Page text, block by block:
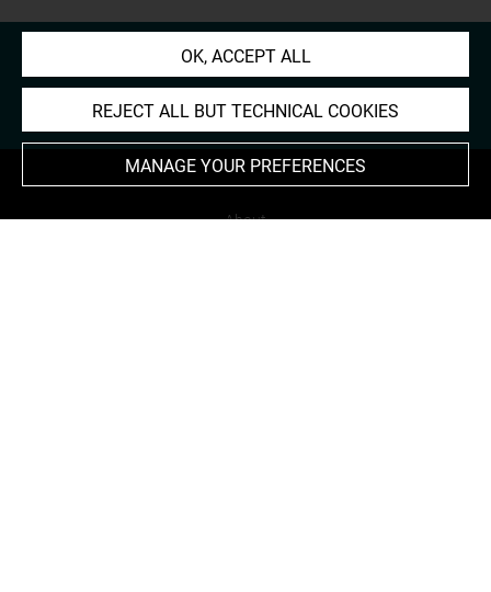
About
OK, ACCEPT ALL
REJECT ALL BUT TECHNICAL COOKIES
MANAGE YOUR PREFERENCES